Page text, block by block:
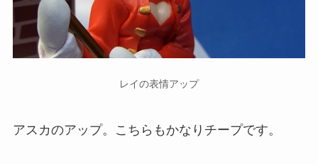
レイの表情アップ
アスカのアップ。こちらもかなりチープです。